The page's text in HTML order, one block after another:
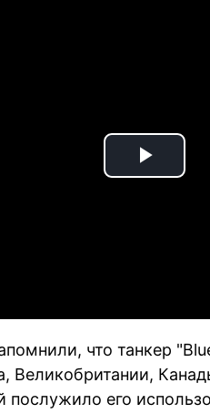
Play
что танкер
Великобритании,
послужило его